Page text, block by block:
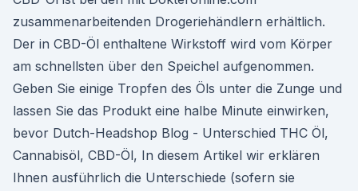
zusammenarbeitenden Drogeriehändlern erhältlich.
Der in CBD-Öl enthaltene Wirkstoff wird vom Körper
am schnellsten über den Speichel aufgenommen.
Geben Sie einige Tropfen des Öls unter die Zunge und
lassen Sie das Produkt eine halbe Minute einwirken,
bevor Dutch-Headshop Blog - Unterschied THC Öl,
Cannabisöl, CBD-Öl, In diesem Artikel wir erklären
Ihnen ausführlich die Unterschiede (sofern sie